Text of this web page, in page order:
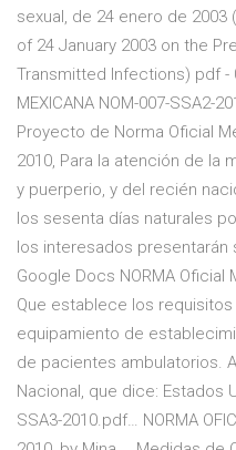
sexual, de 24 enero de 2003
of 24 January 2003 on the
Transmitted Infections) ‎pdf -
MEXICANA NOM-007-SSA2-
Proyecto de Norma Oficial
2010, Para la atención de la
y puerperio, y del recién
los sesenta días naturales
los interesados presentarán
Google Docs NORMA Oficial
Que establece los
equipamiento de
de pacientes ambulatorios.
Nacional, que dice: Estados
SSA3-2010.pdf… NORMA